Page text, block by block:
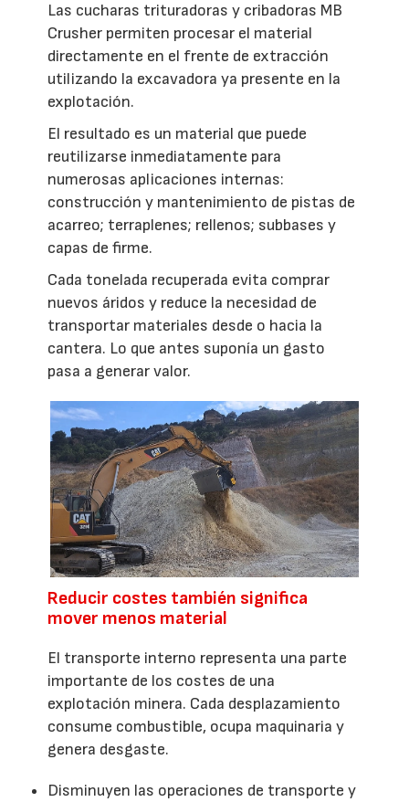
Las cucharas trituradoras y cribadoras MB
Crusher permiten procesar el material
directamente en el frente de extracción
utilizando la excavadora ya presente en la
explotación.
El resultado es un material que puede
reutilizarse inmediatamente para
numerosas aplicaciones internas:
construcción y mantenimiento de pistas de
acarreo; terraplenes; rellenos; subbases y
capas de firme.
Cada tonelada recuperada evita comprar
nuevos áridos y reduce la necesidad de
transportar materiales desde o hacia la
cantera. Lo que antes suponía un gasto
pasa a generar valor.
Reducir costes también significa
mover menos material
El transporte interno representa una parte
importante de los costes de una
explotación minera. Cada desplazamiento
consume combustible, ocupa maquinaria y
genera desgaste.
Disminuyen las operaciones de transporte y